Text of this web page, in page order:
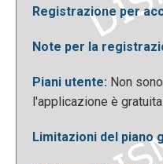
Di seguito un esempio
Registrazione per
Note per la
Piani utente: Non
l'applicazione è gratuita
Limitazioni del piano